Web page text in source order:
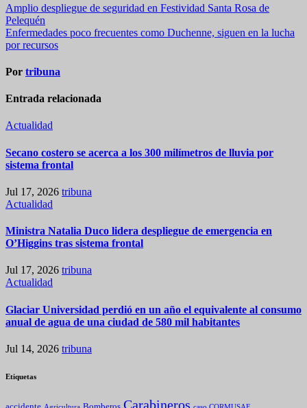
Navegación
de
entradas
Amplio despliegue de seguridad en Festividad Santa Rosa de
Pelequén
Enfermedades poco frecuentes como Duchenne, siguen en la lucha
por recursos
Por tribuna
Entrada relacionada
Actualidad
Secano costero se acerca a los 300 milímetros de lluvia por
sistema frontal
Jul 17, 2026 tribuna
Actualidad
Ministra Natalia Duco lidera despliegue de emergencia en
O’Higgins tras sistema frontal
Jul 17, 2026 tribuna
Actualidad
Glaciar Universidad perdió en un año el equivalente al consumo
anual de agua de una ciudad de 580 mil habitantes
Jul 14, 2026 tribuna
Etiquetas
Carabineros